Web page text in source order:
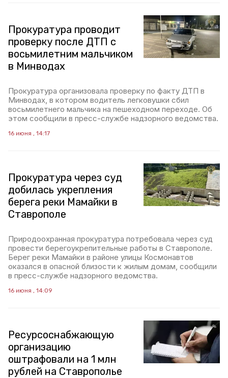
Прокуратура проводит
проверку после ДТП с
восьмилетним мальчиком
в Минводах
Прокуратура организовала проверку по факту ДТП в
Минводах, в котором водитель легковушки сбил
восьмилетнего мальчика на пешеходном переходе. Об
этом сообщили в пресс-службе надзорного ведомства.
16 июня , 14:17
Прокуратура через суд
добилась укрепления
берега реки Мамайки в
Ставрополе
Природоохранная прокуратура потребовала через суд
провести берегоукрепительные работы в Ставрополе.
Берег реки Мамайки в районе улицы Космонавтов
оказался в опасной близости к жилым домам, сообщили
в пресс-службе надзорного ведомства.
16 июня , 14:09
Ресурсоснабжающую
организацию
оштрафовали на 1 млн
рублей на Ставрополье